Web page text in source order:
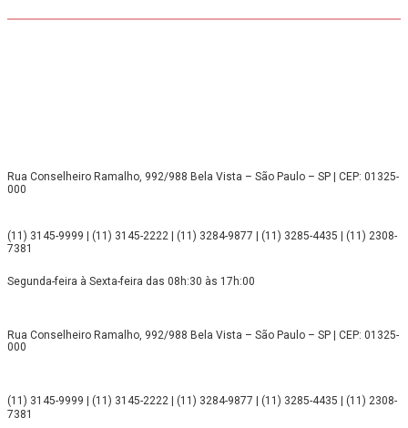
Rua Conselheiro Ramalho, 992/988 Bela Vista – São Paulo – SP | CEP: 01325-
000
(11) 3145-9999 | (11) 3145-2222 | (11) 3284-9877 | (11) 3285-4435 | (11) 2308-
7381
Segunda-feira à Sexta-feira das 08h:30 às 17h:00
Rua Conselheiro Ramalho, 992/988 Bela Vista – São Paulo – SP | CEP: 01325-
000
(11) 3145-9999 | (11) 3145-2222 | (11) 3284-9877 | (11) 3285-4435 | (11) 2308-
7381